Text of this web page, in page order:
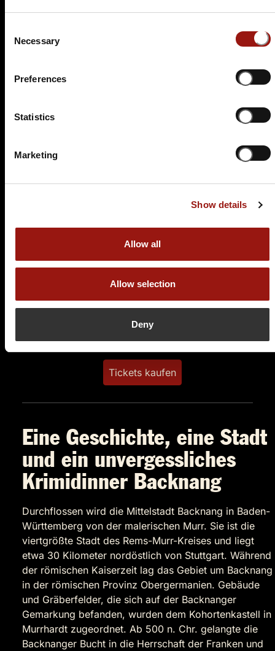
Selection
Necessary
Preferences
Statistics
Marketing
Show details
Allow all
Allow selection
Deny
71522 Backnang
DO.
06.05.2027 19:00 Uhr
Restaurant Merlin
84,90 €
Tickets kaufen
Eine Geschichte, eine Stadt
und ein unvergessliches
Krimidinner Backnang
Durchflossen wird die Mittelstadt Backnang in Baden-
Württemberg von der malerischen Murr. Sie ist die
viertgrößte Stadt des Rems-Murr-Kreises und liegt
etwa 30 Kilometer nordöstlich von Stuttgart. Während
der römischen Kaiserzeit lag das Gebiet um Backnang
in der römischen Provinz Obergermanien. Gebäude
und Gräberfelder, die sich auf der Backnanger
Gemarkung befanden, wurden dem Kohortenkastell in
Murrhardt zugeordnet. Ab 500 n. Chr. gelangte die
Backnanger Bucht in die Herrschaft der Franken und